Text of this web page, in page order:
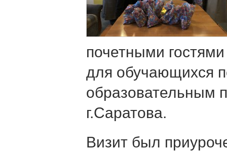
почетными
для обучающихся
образовательным
г.Саратова.
Визит был